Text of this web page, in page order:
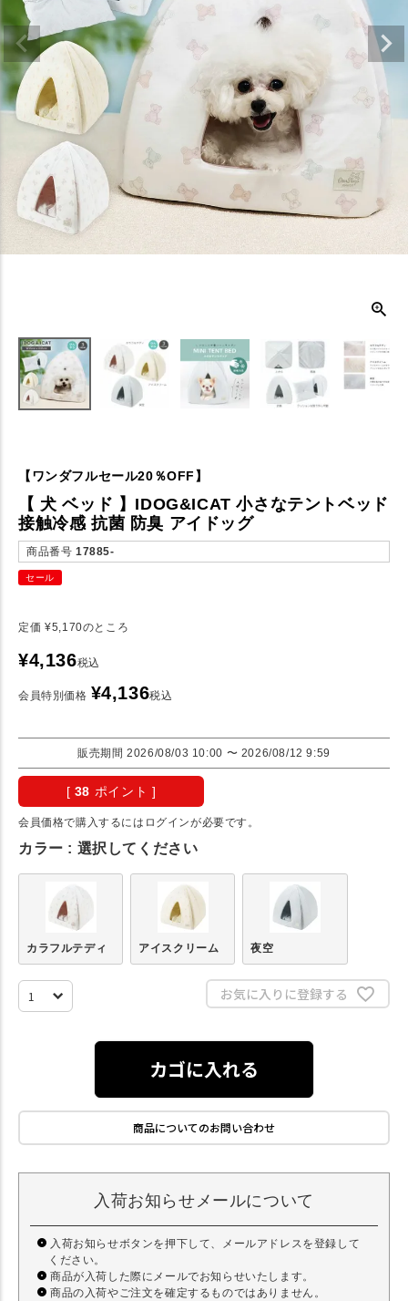
【ワンダフルセール20％OFF】
【 犬 ベッド 】IDOG&ICAT 小さなテントベッド
接触冷感 抗菌 防臭 アイドッグ
商品番号 17885-
セール
定価 ¥5,170のところ
¥4,136税込
会員特別価格 ¥4,136税込
販売期間 2026/08/03 10:00 〜 2026/08/12 9:59
[ 38 ポイント ]
会員価格で購入するにはログインが必要です。
カラー 選択してください
カラフルテディ アイスクリーム 夜空
お気に入りに登録する
カゴに入れる
商品についてのお問い合わせ
入荷お知らせメールについて
入荷お知らせボタンを押下して、メールアドレスを登録して
ください。
商品が入荷した際にメールでお知らせいたします。
商品の入荷やご注文を確定するものではありません。